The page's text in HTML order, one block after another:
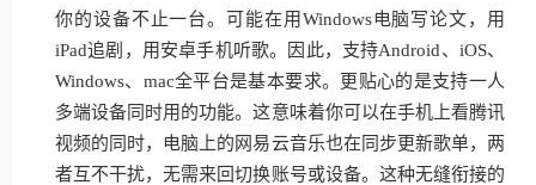
你的设备不止一台。可能在用Windows电脑写论文，用
iPad追剧，用安卓手机听歌。因此，支持Android、iOS、
Windows、mac全平台是基本要求。更贴心的是支持一人
多端设备同时用的功能。这意味着你可以在手机上看腾讯
视频的同时，电脑上的网易云音乐也在同步更新歌单，两
者互不干扰，无需来回切换账号或设备。这种无缝衔接的